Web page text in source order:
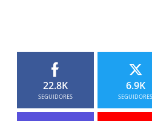
22.8K
SEGUIDORES
6.9K
SEGUIDORES